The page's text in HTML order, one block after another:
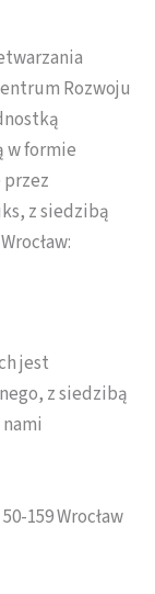
Rozwoju
w formie
z siedzibą
jest
z siedzibą
159 Wrocław